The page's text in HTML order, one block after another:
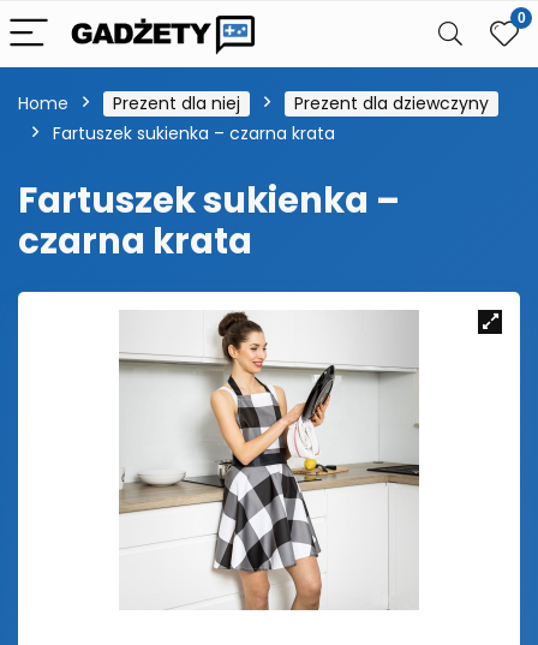
0
Home Prezent dla niej
Prezent dla dziewczyny
Fartuszek sukienka – czarna krata
Fartuszek sukienka –
czarna krata